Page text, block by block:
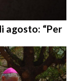
agosto: “Per